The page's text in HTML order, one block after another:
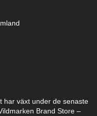
har växt under de senaste
Brand Store –